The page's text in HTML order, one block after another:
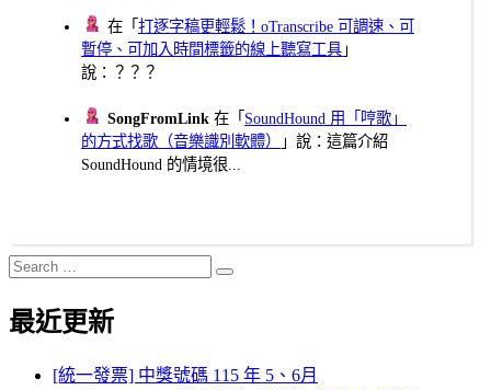
在「打逐字稿更輕鬆！oTranscribe 可調速、可
暫停、可加入時間標籤的線上聽寫工具 」
說：？？？
SongFromLink 在「 SoundHound 用「哼歌」
的方式找歌（音樂識別軟體）
」說：這篇介紹
SoundHound 的情境很...
Search
for:
Search
最近更新
[統一發票] 中獎號碼 115 年 5、6月